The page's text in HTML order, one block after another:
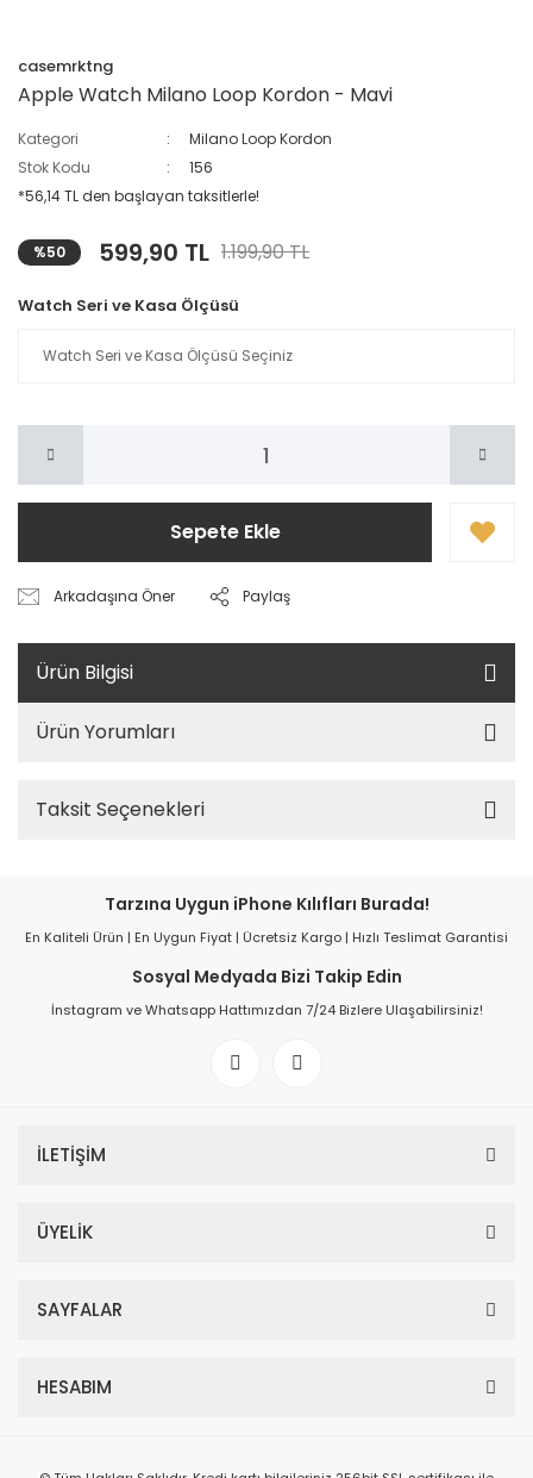
casemrktng
Apple Watch Milano Loop Kordon - Mavi
Kategori
Milano Loop Kordon
Stok Kodu
156
*56,14 TL den başlayan taksitlerle!
%50 599,90 TL 1.199,90 TL
Watch Seri ve Kasa Ölçüsü
Sepete Ekle
Arkadaşına Öner Paylaş
Ürün Bilgisi
Ürün Yorumları
Taksit Seçenekleri
Tarzına Uygun iPhone Kılıfları Burada!
En Kaliteli Ürün | En Uygun Fiyat | Ücretsiz Kargo | Hızlı Teslimat Garantisi
Sosyal Medyada Bizi Takip Edin
İnstagram ve Whatsapp Hattımızdan 7/24 Bizlere Ulaşabilirsiniz!
İLETİŞİM
ÜYELİK
SAYFALAR
HESABIM